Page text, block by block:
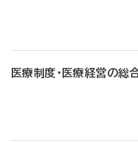
医療制度・医療経営の総